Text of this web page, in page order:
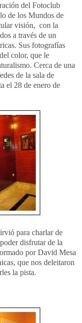
del Fotoclub
de los Mundos de
visión, con la
a través de un
Sus fotografías
color, que le
Cerca de una
de la sala de
el 28 de enero de
para charlar de
disfrutar de la
por David Mesa
que nos deleitaron
la pista.